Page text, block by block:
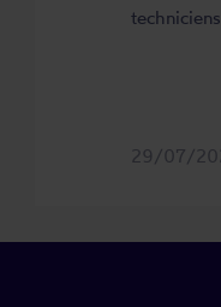
29/07/